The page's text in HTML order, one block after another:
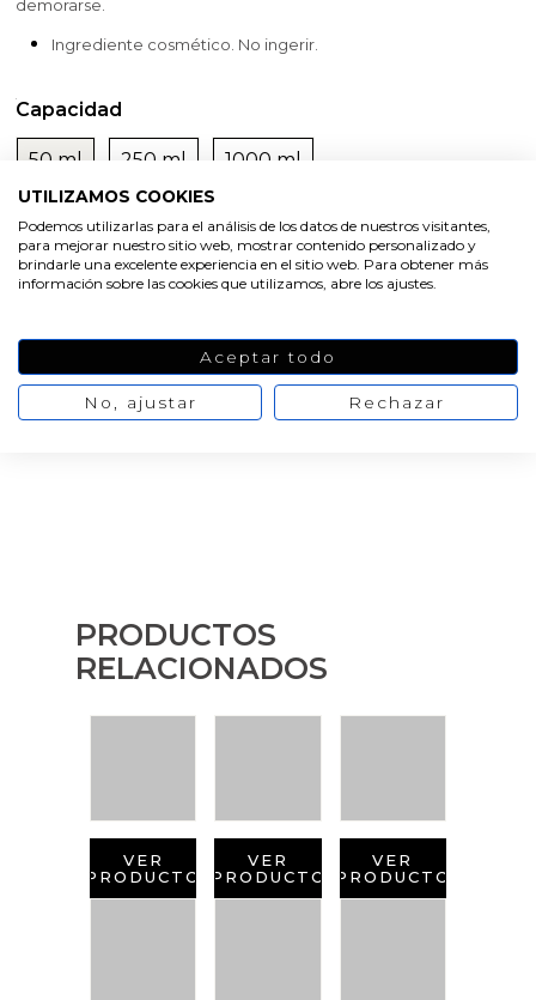
demorarse.
Ingrediente cosmético. No ingerir.
Capacidad
50 ml 250 ml 1000 ml
-20%
6,14 €
4,91 €
Ver la opinión
Valoración media:10/10 Nº
valoraciones:1
PRODUCTOS
RELACIONADOS
VER
PRODUCTO
VER
PRODUCTO
VER
PRODUCTO
UTILIZAMOS COOKIES
Podemos utilizarlas para el análisis de los datos de nuestros visitantes,
para mejorar nuestro sitio web, mostrar contenido personalizado y
brindarle una excelente experiencia en el sitio web. Para obtener más
información sobre las cookies que utilizamos, abre los ajustes.
Aceptar todo
No, ajustar Rechazar